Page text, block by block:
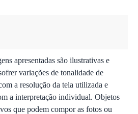
apresentadas são ilustrativas e
variações de tonalidade de
a resolução da tela utilizada e
a interpretação individual. Objetos
que podem compor as fotos ou